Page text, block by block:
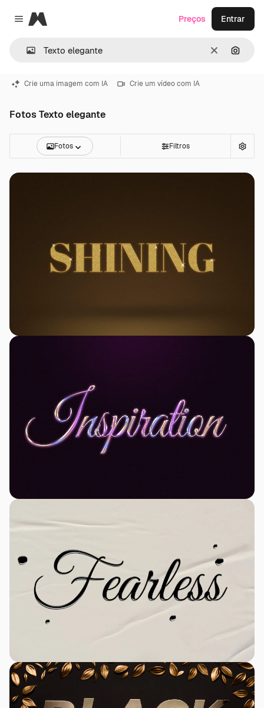
Close menu
Magnific
Limpar
Preços Entrar
Crie uma imagem com IA Crie um vídeo com IA
Fotos Texto elegante
Fotos Filtros